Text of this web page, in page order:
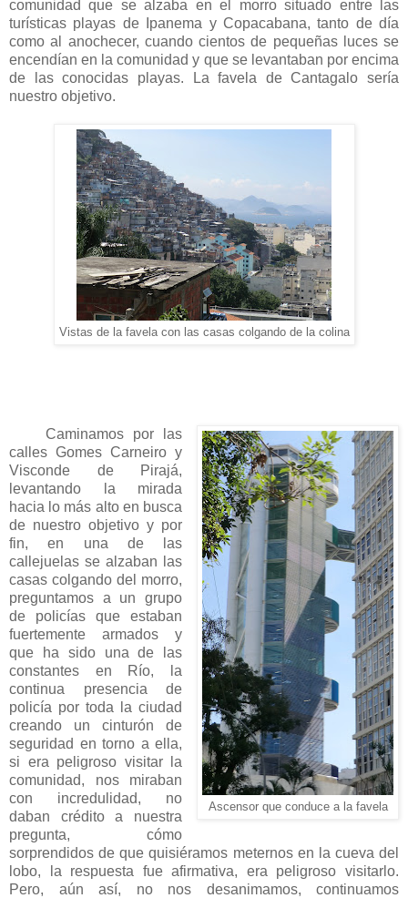
comunidad que se alzaba en el morro situado entre las
turísticas playas de Ipanema y Copacabana, tanto de día
como al anochecer, cuando cientos de pequeñas luces se
encendían en la comunidad y que se levantaban por encima
de las conocidas playas. La favela de Cantagalo sería
nuestro objetivo.
Vistas de la favela con las casas colgando de la colina
Ascensor que conduce a la favela
Caminamos por las
calles Gomes Carneiro y
Visconde de Pirajá,
levantando la mirada
hacia lo más alto en busca
de nuestro objetivo y por
fin, en una de las
callejuelas se alzaban las
casas colgando del morro,
preguntamos a un grupo
de policías que estaban
fuertemente armados y
que ha sido una de las
constantes en Río, la
continua presencia de
policía por toda la ciudad
creando un cinturón de
seguridad en torno a ella,
si era peligroso visitar la
comunidad, nos miraban
con incredulidad, no
daban crédito a nuestra
pregunta, cómo
sorprendidos de que quisiéramos meternos en la cueva del
lobo, la respuesta fue afirmativa, era peligroso visitarlo.
Pero, aún así, no nos desanimamos, continuamos